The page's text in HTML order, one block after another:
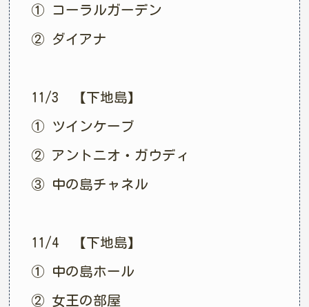
① コーラルガーデン
② ダイアナ
11/3 【下地島】
① ツインケーブ
② アントニオ・ガウディ
③ 中の島チャネル
11/4 【下地島】
① 中の島ホール
② 女王の部屋